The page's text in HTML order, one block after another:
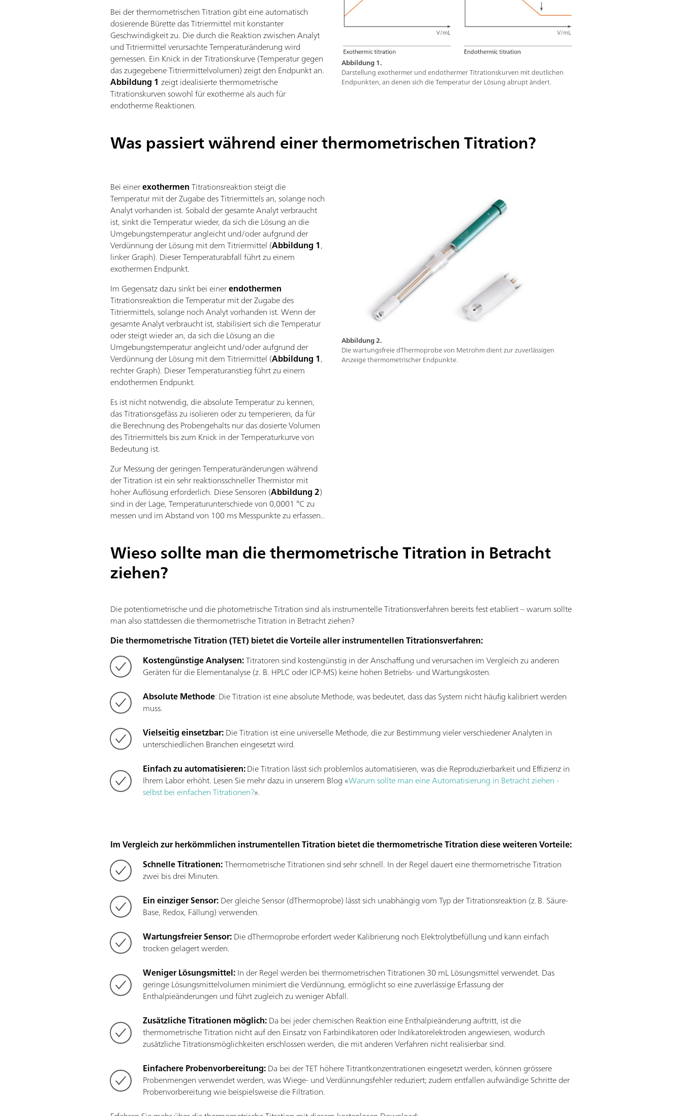
Abbildung 1.
Darstellung exothermer und endothermer Titrationskurven mit deutlichen
Endpunkten, an denen sich die Temperatur der Lösung abrupt ändert.
Bei der thermometrischen Titration gibt eine automatisch
dosierende Bürette das Titriermittel mit konstanter
Geschwindigkeit zu. Die durch die Reaktion zwischen Analyt
und Titriermittel verursachte Temperaturänderung wird
gemessen. Ein Knick in der Titrationskurve (Temperatur gegen
das zugegebene Titriermittelvolumen) zeigt den Endpunkt an.
Abbildung 1 zeigt idealisierte thermometrische
Titrationskurven sowohl für exotherme als auch für
endotherme Reaktionen.
Was passiert während einer thermometrischen Titration?
Abbildung 2.
Die wartungsfreie dThermoprobe von Metrohm dient zur zuverlässigen
Anzeige thermometrischer Endpunkte.
Bei einerexothermenTitrationsreaktion steigt die
Temperatur mit der Zugabe des Titriermittels an, solange noch
Analyt vorhanden ist. Sobald der gesamte Analyt verbraucht
ist, sinkt die Temperatur wieder, da sich die Lösung an die
Umgebungstemperatur angleicht und/oder aufgrund der
Verdünnung der Lösung mit dem Titriermittel (Abbildung 1,
linker Graph). Dieser Temperaturabfall führt zu einem
exothermen Endpunkt.
Im Gegensatz dazu sinkt bei einerendothermen
Titrationsreaktion die Temperatur mit der Zugabe des
Titriermittels, solange noch Analyt vorhanden ist. Wenn der
gesamte Analyt verbraucht ist, stabilisiert sich die Temperatur
oder steigt wieder an, da sich die Lösung an die
Umgebungstemperatur angleicht und/oder aufgrund der
Verdünnung der Lösung mit dem Titriermittel (Abbildung 1,
rechter Graph). Dieser Temperaturanstieg führt zu einem
endothermen Endpunkt.
Es ist nicht notwendig, die absolute Temperatur zu kennen,
das Titrationsgefäss zu isolieren oder zu temperieren, da für
die Berechnung des Probengehalts nur das dosierte Volumen
des Titriermittels bis zum Knick in der Temperaturkurve von
Bedeutung ist.
Zur Messung der geringen Temperaturänderungen während
der Titration ist ein sehr reaktionsschneller Thermistor mit
hoher Auflösung erforderlich. Diese Sensoren (Abbildung 2)
sind in der Lage, Temperaturunterschiede von 0,0001 °C zu
messen und im Abstand von 100 ms Messpunkte zu erfassen..
Wieso sollte man die thermometrische Titration in Betracht
ziehen?
Die potentiometrische und die photometrische Titration sind als instrumentelle Titrationsverfahren bereits fest etabliert – warum sollte
man also stattdessen die thermometrische Titration in Betracht ziehen?
Die thermometrische Titration (TET) bietet die Vorteile aller instrumentellen Titrationsverfahren:
Kostengünstige Analysen:Titratoren sind kostengünstig in der Anschaffung und verursachen im Vergleich zu anderen
Geräten für die Elementanalyse (z. B. HPLC oder ICP-MS) keine hohen Betriebs- und Wartungskosten.
Absolute Methode: Die Titration ist eine absolute Methode, was bedeutet, dass das System nicht häufig kalibriert werden
muss.
Vielseitig einsetzbar:Die Titration ist eine universelle Methode, die zur Bestimmung vieler verschiedener Analyten in
unterschiedlichen Branchen eingesetzt wird.
Einfach zu automatisieren:Die Titration lässt sich problemlos automatisieren, was die Reproduzierbarkeit und Effizienz in
Ihrem Labor erhöht. Lesen Sie mehr dazu in unserem Blog «Warum sollte man eine Automatisierung in Betracht ziehen -
selbst bei einfachen Titrationen?».
Im Vergleich zur herkömmlichen instrumentellen Titration bietet die thermometrische Titration diese weiteren Vorteile:
Schnelle Titrationen:Thermometrische Titrationen sind sehr schnell. In der Regel dauert eine thermometrische Titration
zwei bis drei Minuten.
Ein einziger Sensor:Der gleiche Sensor (dThermoprobe) lässt sich unabhängig vom Typ der Titrationsreaktion (z. B. Säure-
Base, Redox, Fällung) verwenden.
Wartungsfreier Sensor:Die dThermoprobe erfordert weder Kalibrierung noch Elektrolytbefüllung und kann einfach
trocken gelagert werden.
Weniger Lösungsmittel:In der Regel werden bei thermometrischen Titrationen 30 mL Lösungsmittel verwendet. Das
geringe Lösungsmittelvolumen minimiert die Verdünnung, ermöglicht so eine zuverlässige Erfassung der
Enthalpieänderungen und führt zugleich zu weniger Abfall.
Zusätzliche Titrationen möglich:Da bei jeder chemischen Reaktion eine Enthalpieänderung auftritt, ist die
thermometrische Titration nicht auf den Einsatz von Farbindikatoren oder Indikatorelektroden angewiesen, wodurch
zusätzliche Titrationsmöglichkeiten erschlossen werden, die mit anderen Verfahren nicht realisierbar sind.
Einfachere Probenvorbereitung:Da bei der TET höhere Titrantkonzentrationen eingesetzt werden, können grössere
Probenmengen verwendet werden, was Wiege- und Verdünnungsfehler reduziert; zudem entfallen aufwändige Schritte der
Probenvorbereitung wie beispielsweise die Filtration.